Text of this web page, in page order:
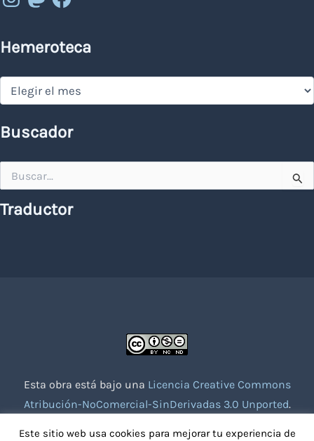
Hemeroteca
Hemeroteca
Buscador
por:
Traductor
Esta obra está bajo una Licencia Creative Commons
Atribución-NoComercial-SinDerivadas 3.0 Unported.
Este sitio web usa cookies para mejorar tu experiencia de